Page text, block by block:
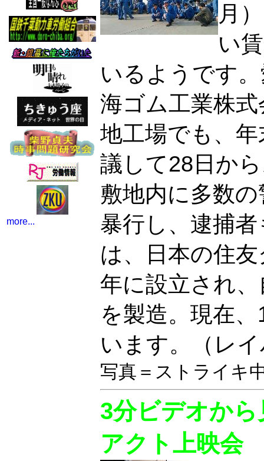
more...
月
い
いるようです
海ゴム工業株
地工場でも、
議して28日か
敷地内に多数
暴行し、逮捕
は、日本の住
年に設立され
を製造。現在
います。（レ
写真＝ストライキ
3分ビデオか
アクト上映会